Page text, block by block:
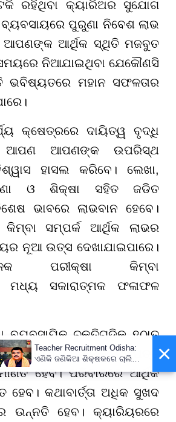
ରହିଥିବା କ୍ୟାରିଅର ସୁଯୋଗ
ବ୍ୟବସାୟରେ ପୁରୁଣା ନିବେଶ ଲାଭ
ଆପଣଙ୍କ ଆର୍ଥିକ ସ୍ଥିତି ମଜବୁତ
ନିଆଯାଇଥିବା ଯେକୌଣସି
ଭବିଷ୍ୟତରେ ମହାନ ସଫଳତାର
କ୍ଷେତ୍ରରେ ଦାୟିତ୍ୱ ବୃଦ୍ଧି
ଆପଣ ଆପଣଙ୍କ ଉପରିସ୍ଥ
ହାସଲ କରିବେ। ଲେଖା,
ଓ ଶିକ୍ଷା ସହିତ ଜଡିତ
ଭାବରେ ଲାଭବାନ ହେବେ।
କିମ୍ବା ସମ୍ପର୍କ ଆର୍ଥିକ ଲାଭର
ନୂଆ ଉତ୍ସ ଦେଖାଯାଇପାରେ।
ପରୀକ୍ଷା କିମ୍ବା
ମଧ୍ୟ ସକାରାତ୍ମକ ଫଳାଫଳ
ବ୍ୟବସାୟିକ ଚୁକ୍ତିଗୁଡ଼ିକ ହଠାତ୍
କରିବ। ନିବେଶ ନିଷ୍ପତ୍ତି
ହେବ। ପରିବାରରେ ଆର୍ଥିକ
ହେବ। କଥାବାର୍ତ୍ତା ଅଧିକ ସୁଖଦ
ଉନ୍ନତି ହେବ। କ୍ୟାରିୟରରେ
×
Teacher Recruitment Odisha:
ଏଣିକି ଜଣିକିଆ ଶିକ୍ଷକରେ ଚାଲିବନି
ଶିକ୍ଷକ ; ୧୫ ଦିନରେ ପ୍ରକ୍ରିୟା
ସାରିବାକୁ ନିର୍ଦ୍ଦେଶ